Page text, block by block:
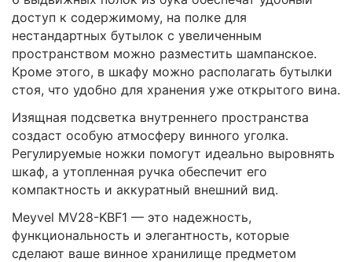
доступ к содержимому, на полке для
нестандартных бутылок с увеличенным
пространством можно разместить шампанское.
Кроме этого, в шкафу можно располагать бутылки
стоя, что удобно для хранения уже открытого вина.
Изящная подсветка внутреннего пространства
создаст особую атмосферу винного уголка.
Регулируемые ножки помогут идеально выровнять
шкаф, а утопленная ручка обеспечит его
компактность и аккуратный внешний вид.
Meyvel MV28-KBF1 — это надежность,
функциональность и элегантность, которые
сделают ваше винное хранилище предметом